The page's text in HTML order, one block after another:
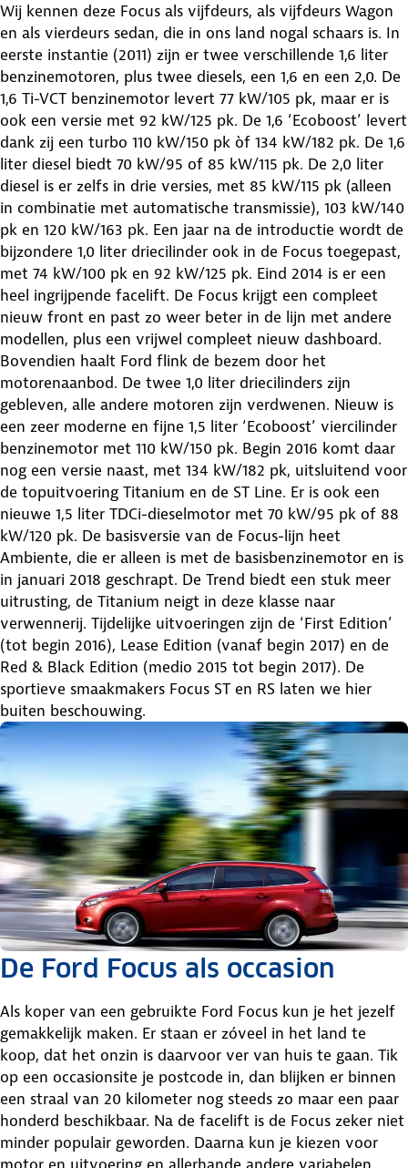
Wij kennen deze Focus als vijfdeurs, als vijfdeurs Wagon
en als vierdeurs sedan, die in ons land nogal schaars is. In
eerste instantie (2011) zijn er twee verschillende 1,6 liter
benzinemotoren, plus twee diesels, een 1,6 en een 2,0. De
1,6 Ti-VCT benzinemotor levert 77 kW/105 pk, maar er is
ook een versie met 92 kW/125 pk. De 1,6 ‘Ecoboost’ levert
dank zij een turbo 110 kW/150 pk òf 134 kW/182 pk. De 1,6
liter diesel biedt 70 kW/95 of 85 kW/115 pk. De 2,0 liter
diesel is er zelfs in drie versies, met 85 kW/115 pk (alleen
in combinatie met automatische transmissie), 103 kW/140
pk en 120 kW/163 pk. Een jaar na de introductie wordt de
bijzondere 1,0 liter driecilinder ook in de Focus toegepast,
met 74 kW/100 pk en 92 kW/125 pk. Eind 2014 is er een
heel ingrijpende facelift. De Focus krijgt een compleet
nieuw front en past zo weer beter in de lijn met andere
modellen, plus een vrijwel compleet nieuw dashboard.
Bovendien haalt Ford flink de bezem door het
motorenaanbod. De twee 1,0 liter driecilinders zijn
gebleven, alle andere motoren zijn verdwenen. Nieuw is
een zeer moderne en fijne 1,5 liter ‘Ecoboost’ viercilinder
benzinemotor met 110 kW/150 pk. Begin 2016 komt daar
nog een versie naast, met 134 kW/182 pk, uitsluitend voor
de topuitvoering Titanium en de ST Line. Er is ook een
nieuwe 1,5 liter TDCi-dieselmotor met 70 kW/95 pk of 88
kW/120 pk. De basisversie van de Focus-lijn heet
Ambiente, die er alleen is met de basisbenzinemotor en is
in januari 2018 geschrapt. De Trend biedt een stuk meer
uitrusting, de Titanium neigt in deze klasse naar
verwennerij. Tijdelijke uitvoeringen zijn de ‘First Edition’
(tot begin 2016), Lease Edition (vanaf begin 2017) en de
Red & Black Edition (medio 2015 tot begin 2017). De
sportieve smaakmakers Focus ST en RS laten we hier
buiten beschouwing.
De Ford Focus als occasion
Als koper van een gebruikte Ford Focus kun je het jezelf
gemakkelijk maken. Er staan er zóveel in het land te
koop, dat het onzin is daarvoor ver van huis te gaan. Tik
op een occasionsite je postcode in, dan blijken er binnen
een straal van 20 kilometer nog steeds zo maar een paar
honderd beschikbaar. Na de facelift is de Focus zeker niet
minder populair geworden. Daarna kun je kiezen voor